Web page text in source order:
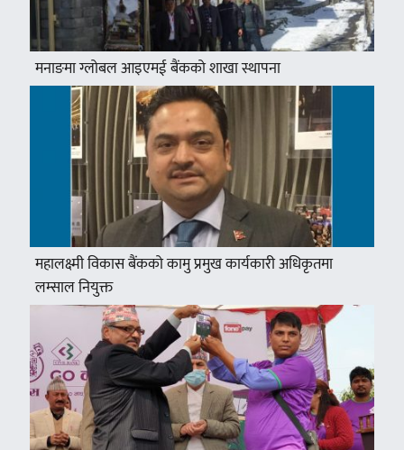
मनाङमा ग्लोबल आइएमई बैंकको शाखा स्थापना
महालक्ष्मी विकास बैंकको कामु प्रमुख कार्यकारी अधिकृतमा
लम्साल नियुक्त